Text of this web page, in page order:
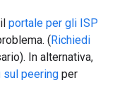
portale per gli ISP
(Richiedi
In alternativa,
sul peering per